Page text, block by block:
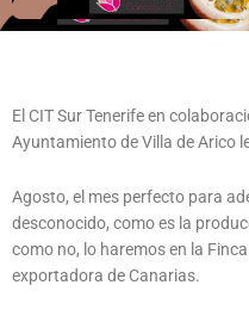
El CIT Sur Tenerife en
Ayuntamiento de Villa de Arico
Agosto, el mes perfecto para
desconocido, como es la
como no, lo haremos en la
exportadora de Canarias.